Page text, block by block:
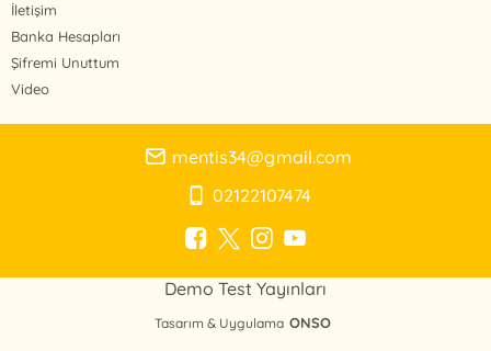
İletişim
Banka Hesapları
Şifremi Unuttum
Video
mentis34@gmail.com
02122107474
Demo Test Yayınları
Tasarım & Uygulama ONSO